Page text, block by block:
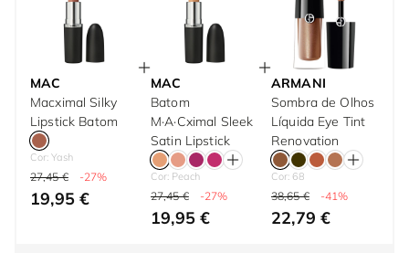
MAC
Macximal Silky
Lipstick Batom
Cor: Yash
27,45 € -27%
19,95 €
MAC
Batom
M·A·Cximal Sleek
Satin Lipstick
Cor: Peach
27,45 € -27%
19,95 €
ARMANI
Sombra de Olhos
Líquida Eye Tint
Renovation
Cor: 68
38,65 € -41%
22,79 €